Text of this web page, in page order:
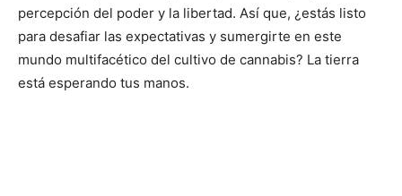
percepción del poder y la libertad. Así que, ¿estás listo
para desafiar las expectativas y sumergirte en este
mundo multifacético del cultivo de cannabis? La tierra
está esperando tus manos.